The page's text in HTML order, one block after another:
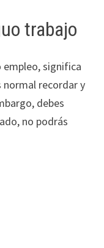
trabajo
empleo, significa
normal recordar y
debes
no podrás